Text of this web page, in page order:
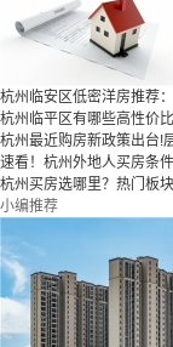
杭州临安区低密洋房推荐
杭州临平区有哪些高性价
杭州最近购房新政策出台!
速看！杭州外地人买房条
杭州买房选哪里？热门板
小编推荐